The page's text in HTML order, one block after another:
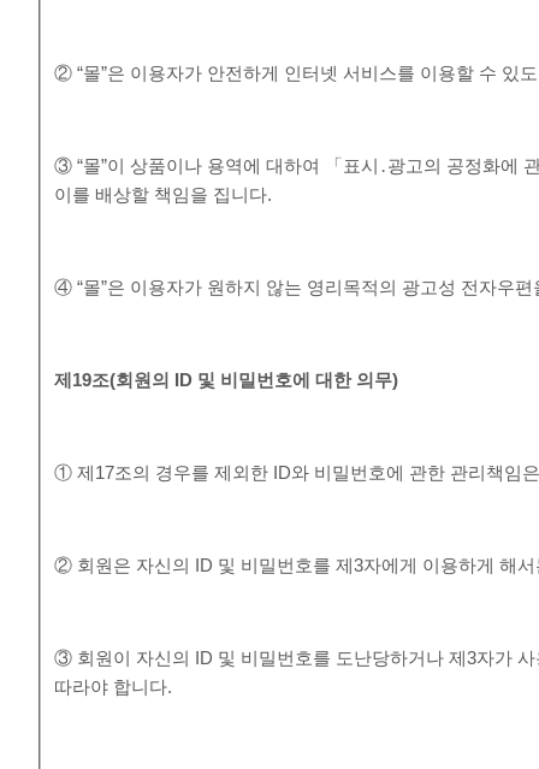
② “몰”은 이용자가 안전하게 인터넷 서비스를 이용할 수 있
③ “몰”이 상품이나 용역에 대하여 「표시․광고의 공정화에
이를 배상할 책임을 집니다.
④ “몰”은 이용자가 원하지 않는 영리목적의 광고성 전자우
제 19조(회원의 ID 및 비밀번호에 대한 의무)
① 제17조의 경우를 제외한 ID와 비밀번호에 관한 관리책임
② 회원은 자신의 ID 및 비밀번호를 제3자에게 이용하게 해
③ 회원이 자신의 ID 및 비밀번호를 도난당하거나 제3자가
따라야 합니다.